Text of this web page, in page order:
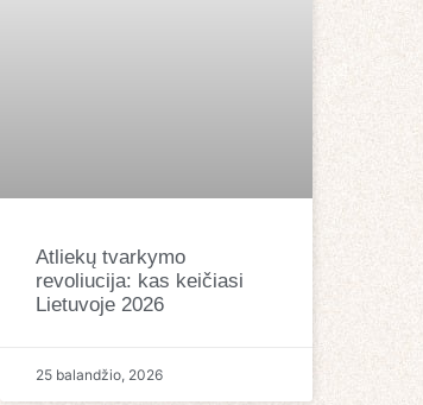
Atliekų tvarkymo
revoliucija: kas keičiasi
Lietuvoje 2026
25 balandžio, 2026